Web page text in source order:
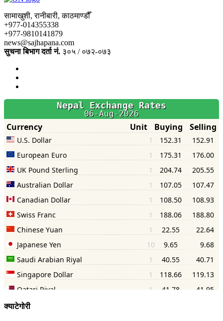
सामाखुशी, रानीबारी, काठमाण्डौँ
+977-014355338
+977-9810141879
news@sajhapana.com
सुचना बिभाग दर्ता नं. ३०५ / ०७२-०७३
क्याटेगोरी